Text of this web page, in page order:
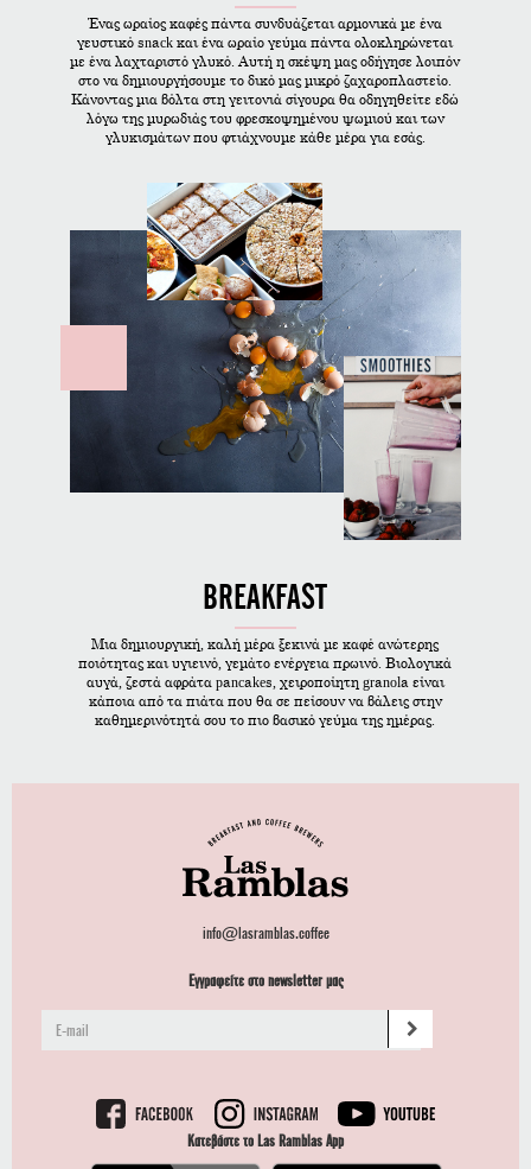
Ένας ωραίος καφές πάντα συνδυάζεται αρμονικά με ένα
γευστικό snack και ένα ωραίο γεύμα πάντα ολοκληρώνεται
με ένα λαχταριστό γλυκό. Αυτή η σκέψη μας οδήγησε λοιπόν
στο να δημιουργήσουμε το δικό μας μικρό ζαχαροπλαστείο.
Κάνοντας μια βόλτα στη γειτονιά σίγουρα θα οδηγηθείτε εδώ
λόγω της μυρωδιάς του φρεσκοψημένου ψωμιού και των
γλυκισμάτων που φτιάχνουμε κάθε μέρα για εσάς.
BREAKFAST
Μια δημιουργική, καλή μέρα ξεκινά με καφέ ανώτερης
ποιότητας και υγιεινό, γεμάτο ενέργεια πρωινό. Βιολογικά
αυγά, ζεστά αφράτα pancakes, χειροποίητη granola είναι
κάποια από τα πιάτα που θα σε πείσουν να βάλεις στην
καθημερινότητά σου το πιο βασικό γεύμα της ημέρας.
info@lasramblas.coffee
Εγγραφείτε στο newsletter μας
Κατεβάστε το Las Ramblas App